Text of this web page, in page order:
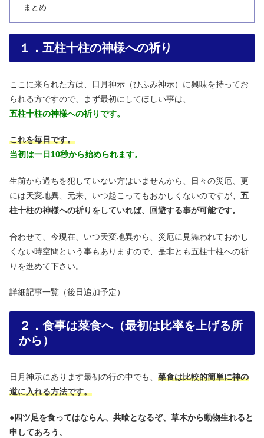
まとめ
１．五柱十柱の神様への祈り
ここに来られた方は、日月神示（ひふみ神示）に興味を持ってお
られる方ですので、まず最初にしてほしい事は、
五柱十柱の神様への祈りです。
これを毎日です。
当初は一日10秒から始められます。
生前から過ちを犯していない方はいませんから、日々の災厄、更
には天変地異、元来、いつ起こってもおかしくないのですが、 五
柱十柱の神様への祈りをしていれば、回避する事が可能です。
合わせて、今現在、いつ天変地異から、災厄に見舞われておかし
くない時空間という事もありますので、是非とも五柱十柱への祈
りを進めて下さい。
詳細記事一覧（後日追加予定）
２．食事は菜食へ（最初は比率を上げる所
から）
日月神示にあります最初の行の中でも、 菜食は比較的簡単に神の
道に入れる方法です。
●四ツ足を食ってはならん、共喰となるぞ、草木から動物生れると
申してあろう、